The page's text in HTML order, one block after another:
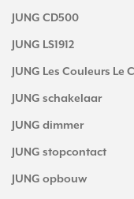
JUNG CD500
JUNG LS1912
JUNG Les Couleurs Le
JUNG schakelaar
JUNG dimmer
JUNG stopcontact
JUNG opbouw